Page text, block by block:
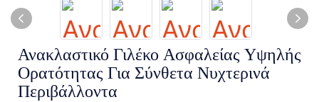
Ανακλαστικό Γιλέκο Ασφαλείας Υψηλής
Ορατότητας Για Σύνθετα Νυχτερινά
Περιβάλλοντα